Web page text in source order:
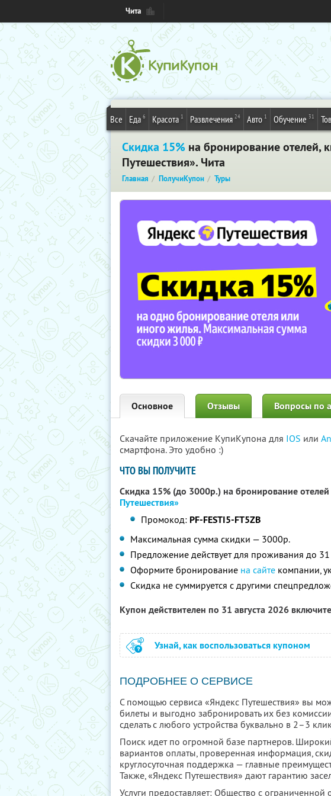
Чита
Все Еда 6 Красота 1 Развлечения 24 Авто 1 Обучение 31
Скидка 15% на бронирование отелей,
Путешествия». Чита
Главная ПолучиКупон Туры
Основное Отзывы Вопросы по
Скачайте приложение КупиКупона для IOS или
смартфона. Это удобно :)
ЧТО ВЫ ПОЛУЧИТЕ
Скидка 15% (до 3000р.) на бронирование
Путешествия»
Промокод: PF-FESTI5-FT5ZB
Максимальная сумма скидки — 3000р.
Предложение действует для проживания до 31
Оформите бронирование на сайте компании,
Скидка не суммируется с другими
Купон действителен по 31 августа 2026
Узнай, как воспользоваться купоном
ПОДРОБНЕЕ О СЕРВИСЕ
С помощью сервиса «Яндекс Путешествия» вы
билеты и выгодно забронировать их без
сделать с любого устройства буквально в 2–3
Поиск идет по огромной базе партнеров.
вариантов оплаты, проверенная информация,
круглосуточная поддержка — главные
Также, «Яндекс Путешествия» дают гарантию
Услуги предоставляет: Общество с ограниченной